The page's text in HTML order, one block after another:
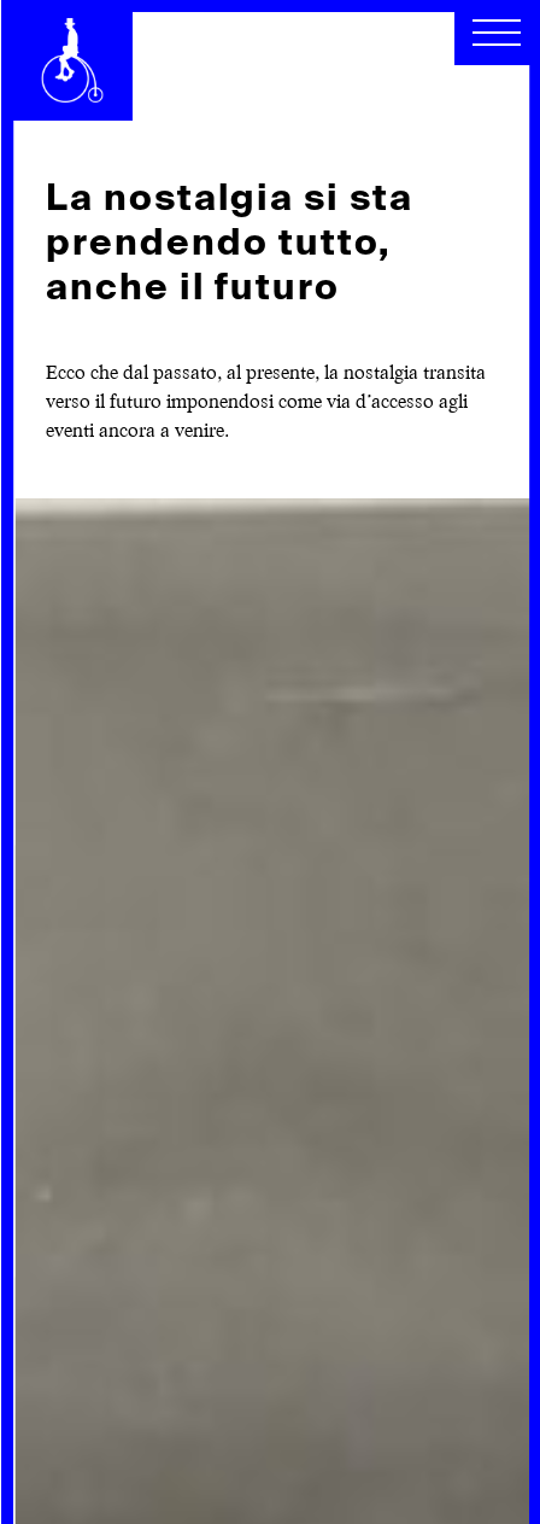
CHI SIAMO
SEGUICI
SCOPRI
RACCONTI
CERCA
INDICE
La nostalgia si sta
prendendo tutto,
anche il futuro
Ecco che dal passato, al presente, la nostalgia transita
verso il futuro imponendosi come via d’accesso agli
eventi ancora a venire.